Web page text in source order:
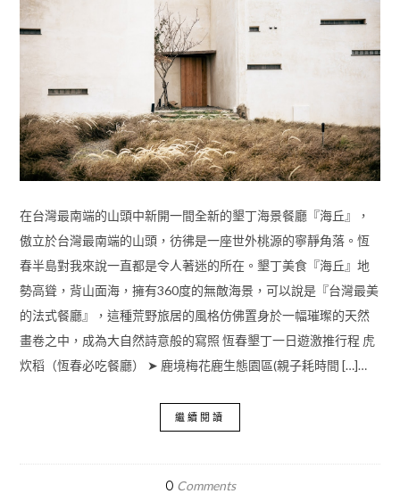
在台灣最南端的山頭中新開一間全新的墾丁海景餐廳『海丘』，
傲立於台灣最南端的山頭，彷彿是一座世外桃源的寧靜角落。恆
春半島對我來說一直都是令人著迷的所在。墾丁美食『海丘』地
勢高聳，背山面海，擁有360度的無敵海景，可以說是『台灣最美
的法式餐廳』，這種荒野旅居的風格仿佛置身於一幅璀璨的天然
畫卷之中，成為大自然詩意般的寫照 恆春墾丁一日遊激推行程 虎
炊稻（恆春必吃餐廳） ➤ 鹿境梅花鹿生態園區(親子耗時間 […]…
繼續閱讀
0 Comments